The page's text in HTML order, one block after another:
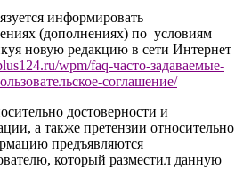
информировать
(дополнениях) по условиям
новую редакцию в сети Интернет
/wpm/faq-часто-задаваемые-
соглашение/
достоверности и
а также претензии относительно
предъявляются
который разместил данную